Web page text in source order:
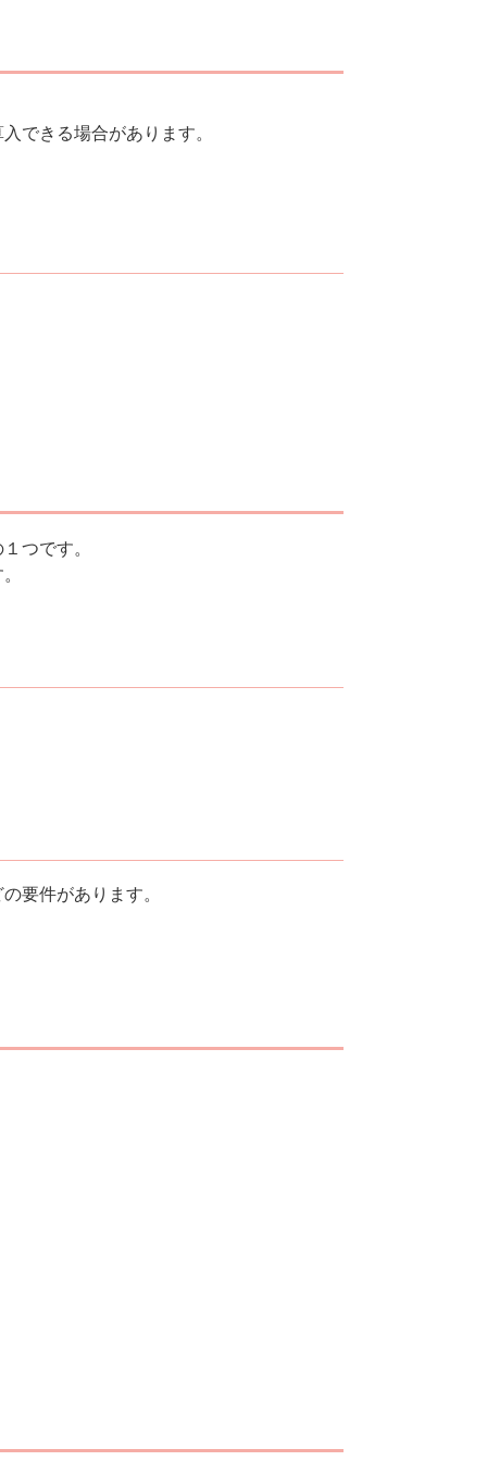
できる場合があります。
つです。
要件があります。